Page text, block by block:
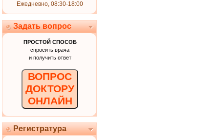
Ежедневно, 08:30-18:00
Задать вопрос
ПРОСТОЙ СПОСОБ
спросить врача
и получить ответ
ВОПРОС
ДОКТОРУ
ОНЛАЙН
Регистратура